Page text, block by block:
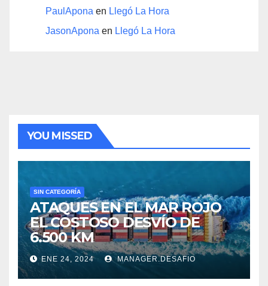
PaulApona en Llegó La Hora
JasonApona en Llegó La Hora
YOU MISSED
SIN CATEGORÍA
ATAQUES EN EL MAR ROJO
EL COSTOSO DESVÍO DE
6.500 KM
ENE 24, 2024 MANAGER.DESAFIO